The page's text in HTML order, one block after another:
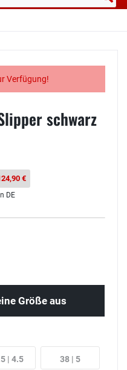
Verfügung!
schwarz
€
DE
Größe aus
| 4.5 38 | 5